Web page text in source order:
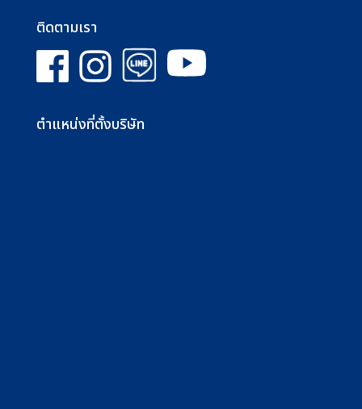
ติดตามเรา
ตำแหน่งที่ตั้งบริษัท